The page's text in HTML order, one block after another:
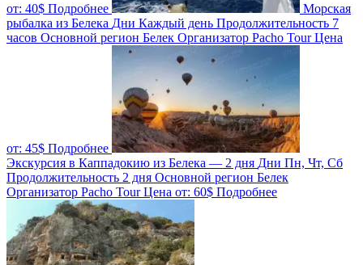
от: 40$ Подробнее
Морская
рыбалка из Белека Дни Каждый день Продолжительность 7
часов Основной регион Белек Организатор Pacho TourЦена
от: 45$ Подробнее
Экскурсия в Каппадокию из Белека — 2 дня Дни Пн, Чт, Сб
Продолжительность 2 дня Основной регион Белек
Организатор Pacho TourЦена от: 60$ Подробнее